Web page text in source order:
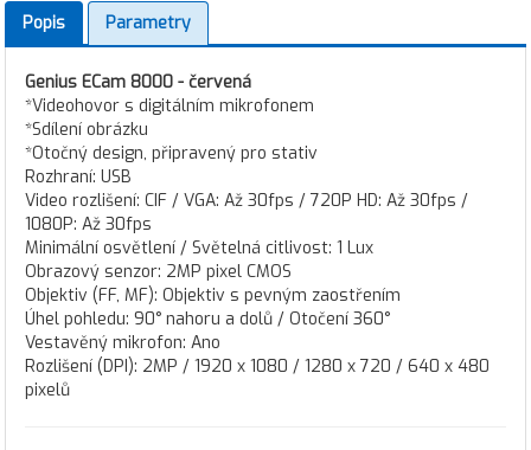
Popis Parametry
Genius ECam 8000 - červená
*Videohovor s digitálním mikrofonem
*Sdílení obrázku
*Otočný design, připravený pro stativ
Rozhraní: USB
Video rozlišení: CIF / VGA: Až 30fps / 720P HD: Až 30fps /
1080P: Až 30fps
Minimální osvětlení / Světelná citlivost: 1 Lux
Obrazový senzor: 2MP pixel CMOS
Objektiv (FF, MF): Objektiv s pevným zaostřením
Úhel pohledu: 90° nahoru a dolů / Otočení 360°
Vestavěný mikrofon: Ano
Rozlišení (DPI): 2MP / 1920 x 1080 / 1280 x 720 / 640 x 480
pixelů